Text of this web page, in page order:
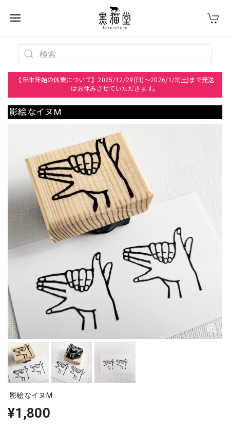
【年末年始の休業について】2025/12/29(日)～2026/1/3(土)まで発送
はお休みさせていただきます。
影絵なイヌM
影絵なイヌM
¥1,800